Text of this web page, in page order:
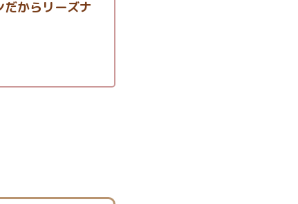
だからリーズナ